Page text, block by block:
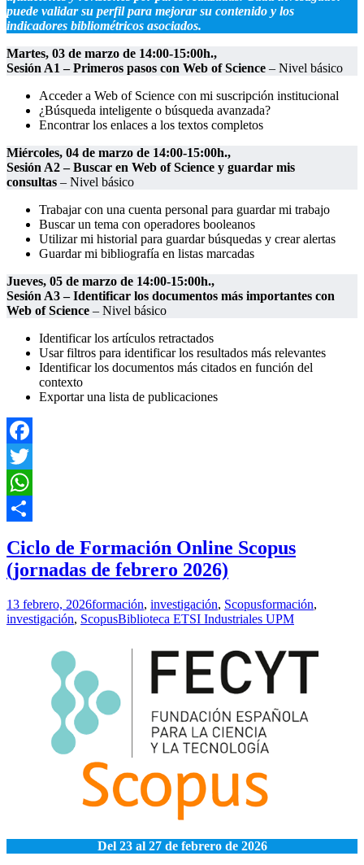
puede validar su perfil para mejorar su contenido y los
indicadores bibliométricos asociados.
Martes, 03 de marzo de 14:00-15:00h.,
Sesión A1 – Primeros pasos con Web of Science – Nivel básico
Acceder a Web of Science con mi suscripción institucional
¿Búsqueda inteligente o búsqueda avanzada?
Encontrar los enlaces a los textos completos
Miércoles, 04 de marzo de 14:00-15:00h.,
Sesión A2 – Buscar en Web of Science y guardar mis
consultas – Nivel básico
Trabajar con una cuenta personal para guardar mi trabajo
Buscar un tema con operadores booleanos
Utilizar mi historial para guardar búsquedas y crear alertas
Guardar mi bibliografía en listas marcadas
Jueves, 05 de marzo de 14:00-15:00h.,
Sesión A3 – Identificar los documentos más importantes con
Web of Science – Nivel básico
Identificar los artículos retractados
Usar filtros para identificar los resultados más relevantes
Identificar los documentos más citados en función del
contexto
Exportar una lista de publicaciones
Facebook
Twitter
WhatsApp
Ciclo de Formación Online Scopus
(jornadas de febrero 2026)
13 febrero, 2026formación, investigación, Scopusformación,
investigación, ScopusBiblioteca ETSI Industriales UPM
Del 23 al 27 de febrero de 2026